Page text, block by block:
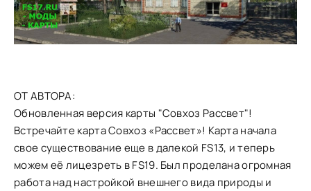
ОТ АВТОРА:
Обновленная версия карты "Совхоз Рассвет"!
Встречайте карта Совхоз «Рассвет»! Карта начала
свое существование еще в далекой FS13, и теперь
можем её лицезреть в FS19. Был проделана огромная
работа над настройкой внешнего вида природы и